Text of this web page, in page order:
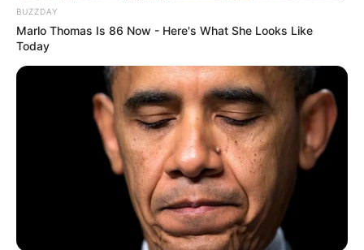
Quermania folgen: Impressum & Kontakt
Smartphone Startseite
BUZZDAY
Marlo Thomas Is 86 Now - Here's What She Looks Like
Today